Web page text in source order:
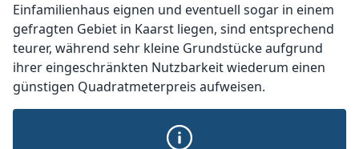
Einfamilienhaus eignen und eventuell sogar in einem
gefragten Gebiet in Kaarst liegen, sind entsprechend
teurer, während sehr kleine Grundstücke aufgrund
ihrer eingeschränkten Nutzbarkeit wiederum einen
günstigen Quadratmeterpreis aufweisen.